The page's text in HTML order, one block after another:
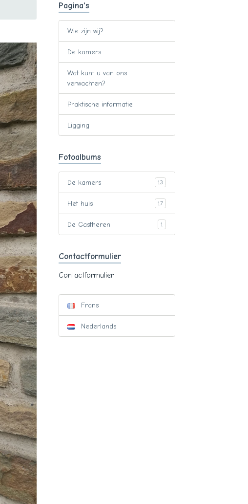
Pagina's
Wie zijn wij?
De kamers
Wat kunt u van ons
verwachten?
Praktische informatie
Ligging
Fotoalbums
De kamers 13
Het huis 17
De Gastheren 1
Contactformulier
Contactformulier
Frans
Nederlands